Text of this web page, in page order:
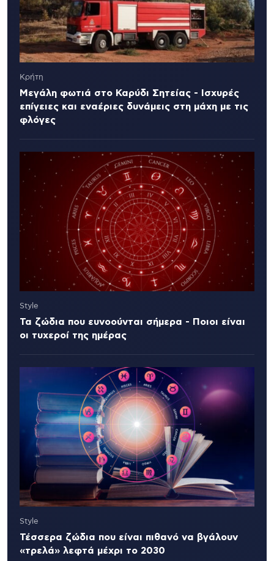
Κρήτη
Μεγάλη φωτιά στο Καρύδι Σητείας - Ισχυρές
επίγειες και εναέριες δυνάμεις στη μάχη με τις
φλόγες
Style
Τα ζώδια που ευνοούνται σήμερα - Ποιοι είναι
οι τυχεροί της ημέρας
Style
Τέσσερα ζώδια που είναι πιθανό να βγάλουν
«τρελά» λεφτά μέχρι το 2030